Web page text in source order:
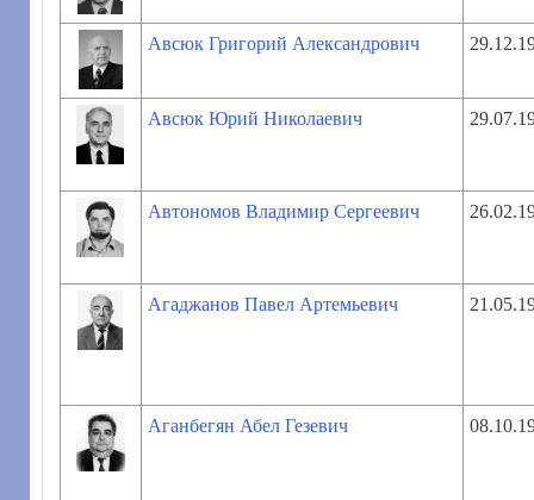
Авсюк Григорий Александрович
Авсюк Юрий Николаевич
Автономов Владимир Сергеевич
Агаджанов Павел Артемьевич
Аганбегян Абел Гезевич